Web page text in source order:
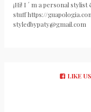
¡Hi! I ´ m a personal
stuff https://
styledbypaty@gmail.com
LIKE